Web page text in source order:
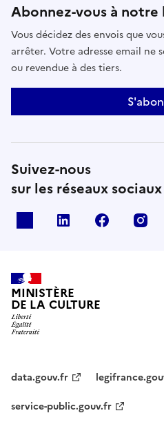
Abonnez-vous à
Vous décidez des envois que
arrêter. Votre adresse email ne
ou revendue à des tiers.
Suivez-nous
sur les réseaux sociaux
linkedin facebook
MINISTÈRE
DE LA CULTURE
data.gouv.fr
service-public.gouv.fr